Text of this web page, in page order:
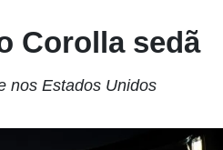
Corolla sedã
nos Estados Unidos